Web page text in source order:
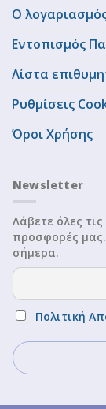
Ο
Εντοπισμός
Λίστα
Ρυθμίσεις
Όροι Χρήσης
Newsletter
Λάβετε όλες
προσφορές μας.
σήμερα.
Πολιτική